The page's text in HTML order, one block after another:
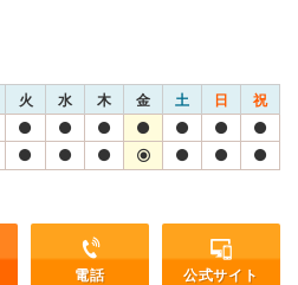
火 水 木 金 土 日 祝
電話 公式サイト